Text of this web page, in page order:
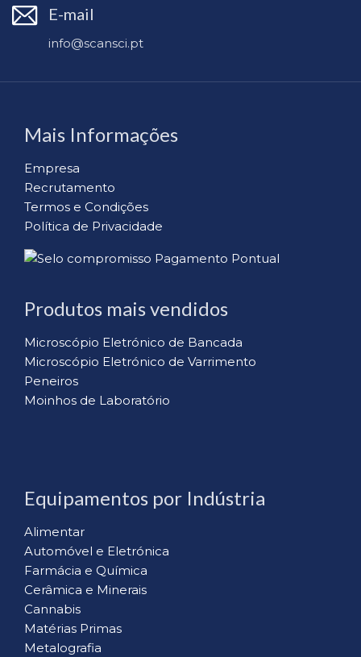
E-mail
info@scansci.pt
Mais Informações
Empresa
Recrutamento
Termos e Condições
Política de Privacidade
Produtos mais vendidos
Microscópio Eletrónico de Bancada
Microscópio Eletrónico de Varrimento
Peneiros
Moinhos de Laboratório
Equipamentos por Indústria
Alimentar
Automóvel e Eletrónica
Farmácia e Química
Cerâmica e Minerais
Cannabis
Matérias Primas
Metalografia